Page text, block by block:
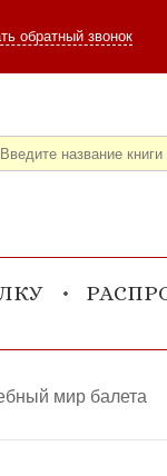
обратный звонок
мир балета